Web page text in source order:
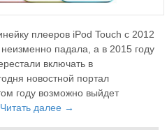
плееров iPod Touch с 2012
падала, а в 2015 году
включать в
новостной портал
году возможно выйдет
Читать далее →